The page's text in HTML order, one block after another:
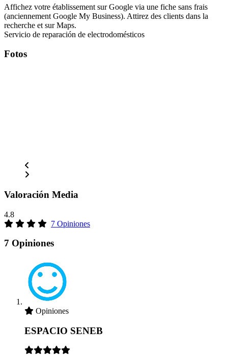
Affichez votre établissement sur Google via une fiche sans frais
(anciennement Google My Business). Attirez des clients dans la
recherche et sur Maps.
Servicio de reparación de electrodomésticos
Fotos
Valoración Media
4.8
7 Opiniones
7 Opiniones
Opiniones
ESPACIO SENEB